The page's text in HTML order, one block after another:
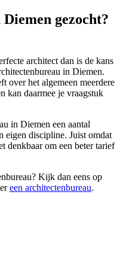
gezocht?
architect dan is de kans
in Diemen.
over het algemeen meerdere
kan daarmee je vraagstuk
in Diemen een aantal
eigen discipline. Juist omdat
denkbaar om een beter tarief
Kijk dan eens op
een architectenbureau.